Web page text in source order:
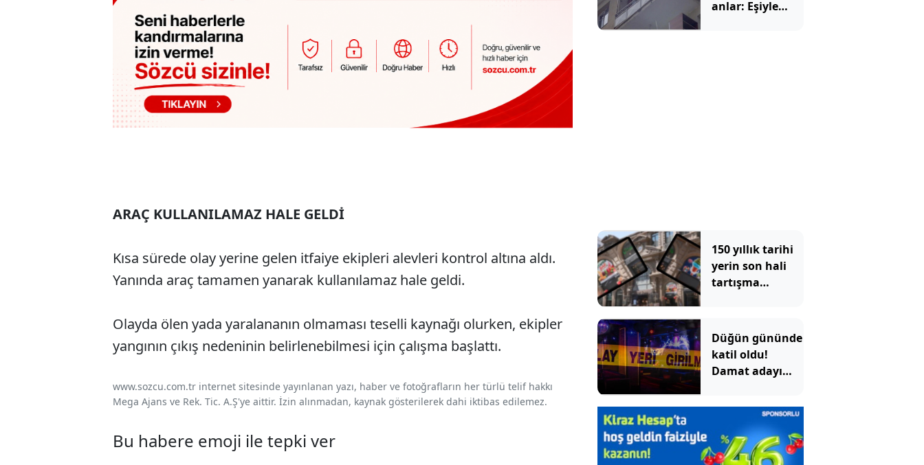
ARAÇ KULLANILAMAZ HALE GELDİ
Kısa sürede olay yerine gelen itfaiye ekipleri alevleri kontrol altına aldı.
Yanında araç tamamen yanarak kullanılamaz hale geldi.
Olayda ölen yada yaralananın olmaması teselli kaynağı olurken, ekipler
yangının çıkış nedeninin belirlenebilmesi için çalışma başlattı.
www.sozcu.com.tr internet sitesinde yayınlanan yazı, haber ve fotoğrafların her türlü telif hakkı
Mega Ajans ve Rek. Tic. A.Ş'ye aittir. İzin alınmadan, kaynak gösterilerek dahi iktibas edilemez.
Bu habere emoji ile tepki ver
anlar: Eşiyle
150 yıllık tarihi
yerin son hali
tartışma
Pasajı'ndaki
görüntü tepki
çekti
Düğün gününde
katil oldu!
Damat adayı
cezaevine girdi